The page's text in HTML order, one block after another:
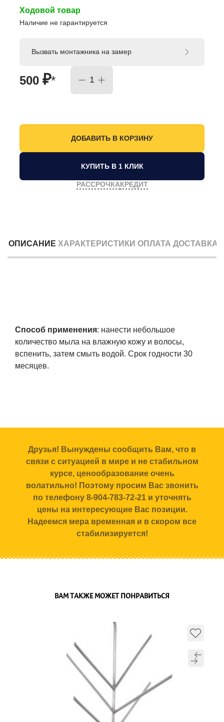
Ходовой товар
Наличие не гарантируется
500 ₽*
Вызвать монтажника на замер
КУПИТЬ В 1 КЛИК
РАССРОЧКАКРЕДИТ
ОПИСАНИЕ ХАРАКТЕРИСТИКИ ОПЛАТА ДОСТАВКА
Способ применения: нанести небольшое
количество мыла на влажную кожу и волосы,
вспенить, затем смыть водой. Срок годности 30
месяцев.
Друзья! Вынуждены сообщить Вам, что в
связи с ситуацией в мире и не стабильном
курсе, ценообразование очень
волатильно! Поэтому просим Вас звонить
по телефону 8-904-783-72-21 и уточнять
цены на интересующие Вас позиции.
Надеемся мера временная и в скором все
стабилизируется!
ВАМ ТАКЖЕ МОЖЕТ ПОНРАВИТЬСЯ